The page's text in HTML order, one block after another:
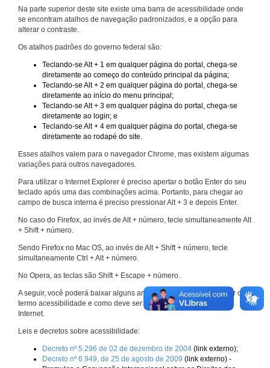
Na parte superior deste site existe uma barra de acessibilidade onde
se encontram atalhos de navegação padronizados, e a opção para
alterar o contraste.
Os atalhos padrões do governo federal são:
Teclando-se Alt + 1 em qualquer página do portal, chega-se
diretamente ao começo do conteúdo principal da página;
Teclando-se Alt + 2 em qualquer página do portal, chega-se
diretamente ao início do menu principal;
Teclando-se Alt + 3 em qualquer página do portal, chega-se
diretamente ao login; e
Teclando-se Alt + 4 em qualquer página do portal, chega-se
diretamente ao rodapé do site.
Esses atalhos valem para o navegador Chrome, mas existem algumas
variações para outros navegadores.
Para utilizar o Internet Explorer é preciso apertar o botão Enter do seu
teclado após uma das combinações acima. Portanto, para chegar ao
campo de busca interna é preciso pressionar Alt + 3 e depois Enter.
No caso do Firefox, ao invés de Alt + número, tecle simultaneamente Alt
+ Shift + número.
Sendo Firefox no Mac OS, ao invés de Alt + Shift + número, tecle
simultaneamente Ctrl + Alt + número.
No Opera, as teclas são Shift + Escape + número.
A seguir, você poderá baixar alguns arquivos que explicam melhor o
termo acessibilidade e como deve ser implementado nos sites da
Internet.
Leis e decretos sobre acessibilidade:
Decreto nº 5.296 de 02 de dezembro de 2004 (link externo);
Decreto nº 6.949, de 25 de agosto de 2009 (link externo) -